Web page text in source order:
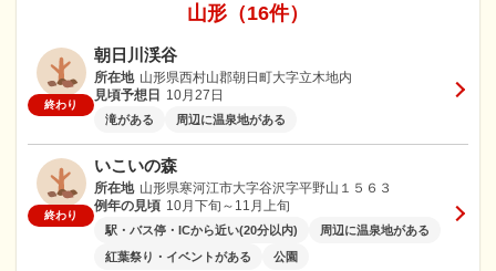
山形（16件）
終わり
朝日川渓谷
所在地 山形県西村山郡朝日町大字立木地内
見頃予想日
10月27日
滝がある 周辺に温泉地がある
終わり
いこいの森
所在地 山形県寒河江市大字谷沢字平野山１５６３
例年の見頃 10月下旬～11月上旬
駅・バス停・ICから近い(20分以内)
周辺に温泉地がある
紅葉祭り・イベントがある
公園